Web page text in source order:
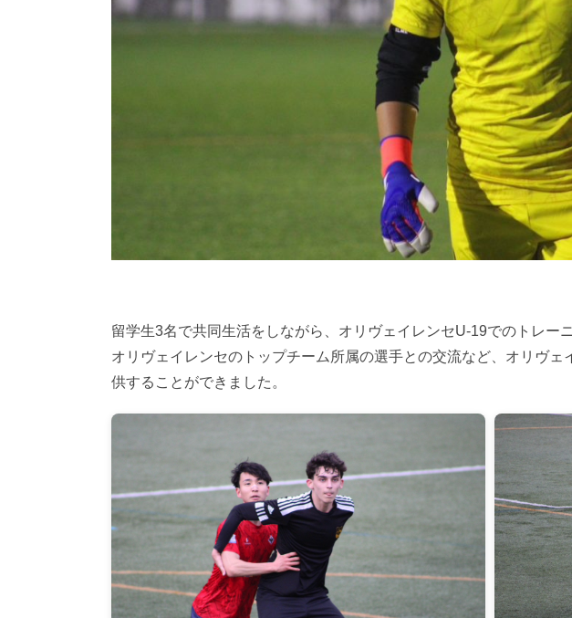
留学生3名で共同生活をしながら、オリヴェイレンセU-19でのトレー
オリヴェイレンセのトップチーム所属の選手との交流など、オリヴ
供することができました。